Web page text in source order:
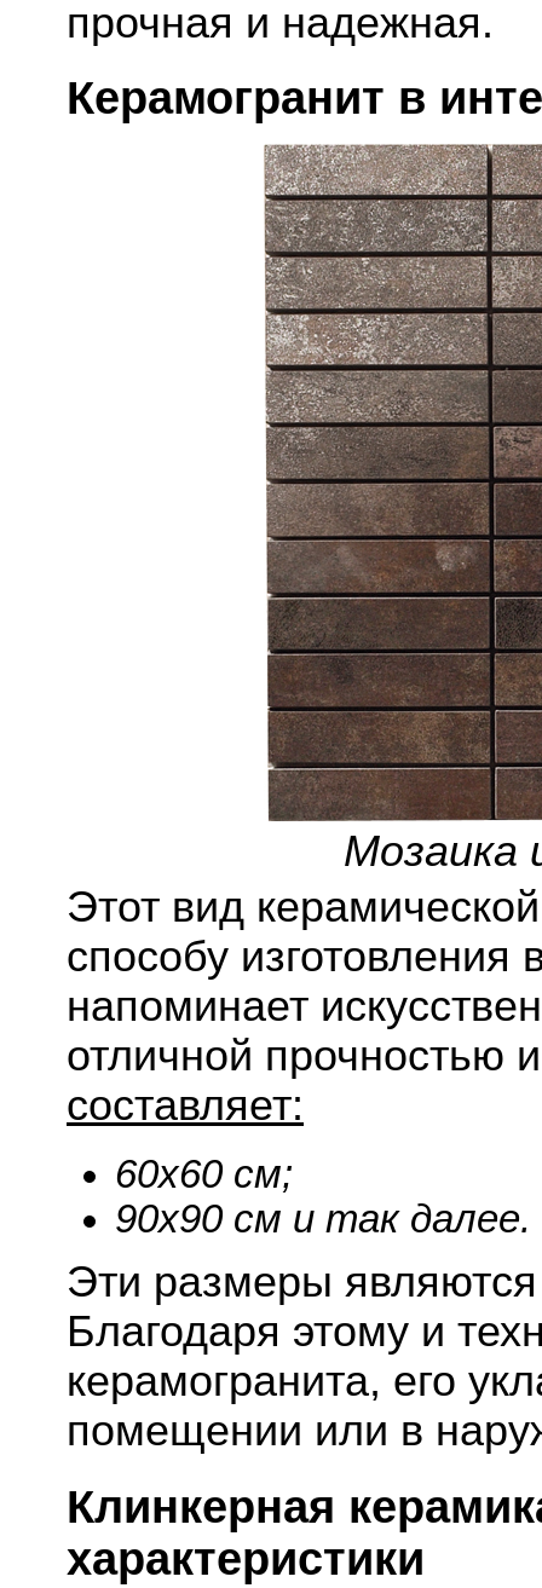
прочная и надежная.
Керамогранит в
Мозаика
Этот вид
способу
напоминает
отличной прочностью
составляет:
60х60 см;
90х90 см и так далее.
Эти размеры
Благодаря этому и
керамогранита, его
помещении или в
Клинкерная
характеристики